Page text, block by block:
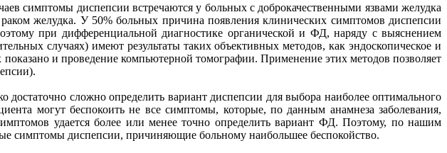
симптомы диспепсии встречаются у больных с доброкачественными язвами желудка
желудка. У 50% больных причина появления клинических симптомов диспепсии
при дифференциальной диагностике органической и ФД, наряду с выяснением
случаях) имеют результаты таких объективных методов, как эндоскопическое и
и проведение компьютерной томографии. Применение этих методов позволяет
сложно определить вариант диспепсии для выбора наиболее оптимального
могут беспокоить не все симптомы, которые, по данным анамнеза заболевания,
удается более или менее точно определить вариант ФД. Поэтому, по нашим
симптомы диспепсии, причиняющие больному наибольшее беспокойство.